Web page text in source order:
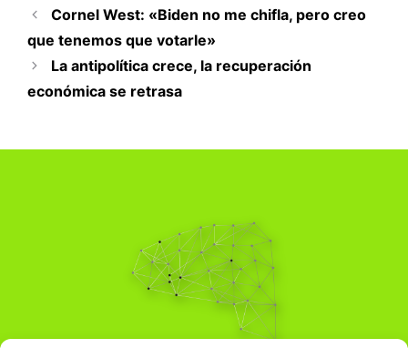
Cornel West: «Biden no me chifla, pero creo
que tenemos que votarle»
La antipolítica crece, la recuperación
económica se retrasa